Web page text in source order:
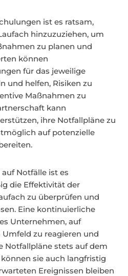
ist es ratsam,
hinzuzuziehen, um
zu planen und
können
für das jeweilige
und helfen, Risiken zu
Maßnahmen zu
kann
ihre Notfallpläne zu
auf potenzielle
Notfälle ist es
die Effektivität der
zu überprüfen und
Eine kontinuierliche
Unternehmen, auf
zu reagieren und
Notfallpläne stets auf dem
sie auch langfristig
Ereignissen bleiben